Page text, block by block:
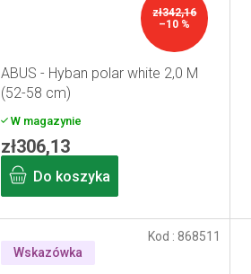
zł342,16
–10 %
ABUS - Hyban polar white 2,0 M
(52-58 cm)
W magazynie
zł306,13
Do koszyka
Wskazówka
Kod :868511